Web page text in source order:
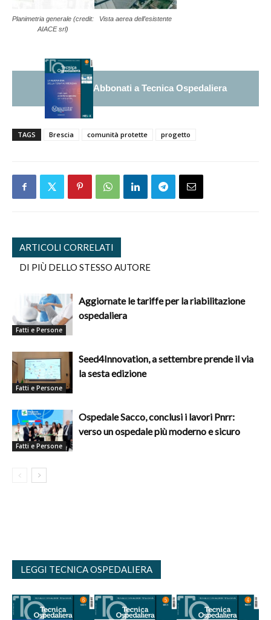
Planimetria generale (credit:
AIACE srl)
Vista aerea dell’esistente
Abbonati a Tecnica Ospedaliera
TAGS Brescia comunità protette progetto
ARTICOLI CORRELATI
DI PIÙ DELLO STESSO AUTORE
Fatti e Persone
Aggiornate le tariffe per la riabilitazione
ospedaliera
Fatti e Persone
Seed4Innovation, a settembre prende il via
la sesta edizione
Fatti e Persone
Ospedale Sacco, conclusi i lavori Pnrr:
verso un ospedale più moderno e sicuro
LEGGI TECNICA OSPEDALIERA